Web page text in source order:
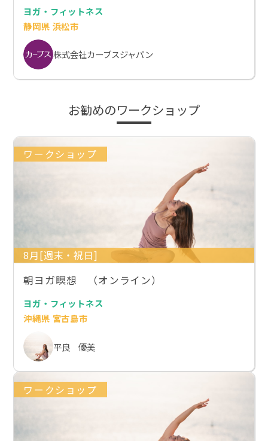
ヨガ・フィットネス
静岡県 浜松市
株式会社カーブスジャパン
お勧めのワークショップ
ワークショップ
8月[週末・祝日]
朝ヨガ瞑想 （オンライン）
ヨガ・フィットネス
沖縄県 宮古島市
平良 優美
ワークショップ